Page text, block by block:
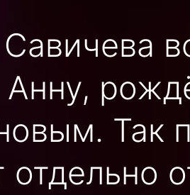
Анну,
Так
отдельно